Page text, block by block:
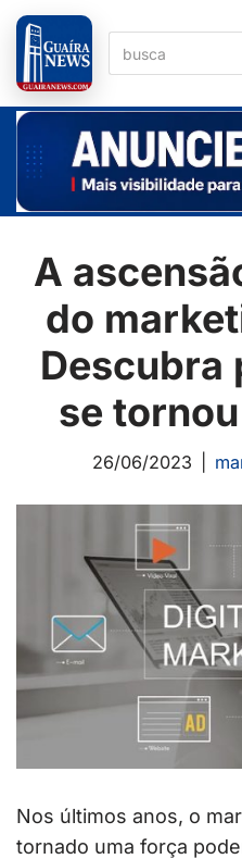
Pular
para
o
conteúdo
A
do
Descubra
se
26/06/2023
Nos últimos anos, o
tornado uma força